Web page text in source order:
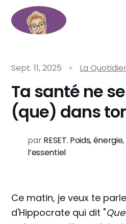
Sept. 11, 2025 La
Ta santé ne
(que) dans
parRESET. Poids,
l’essentiel
Ce matin, je veux te
d'Hippocrate qui dit "